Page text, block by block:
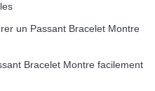
un Passant Bracelet Montre
Bracelet Montre facilement